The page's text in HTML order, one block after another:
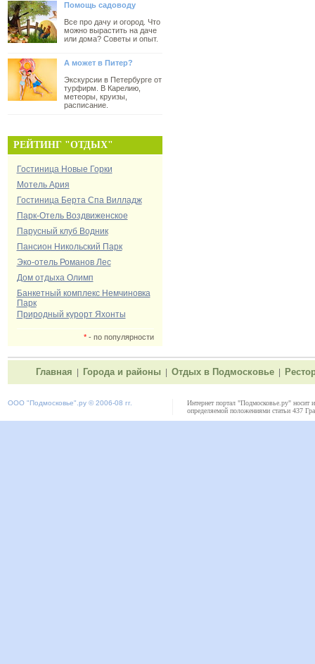
Помощь садоводу
Все про дачу и огород. Что
можно вырастить на даче
или дома? Советы и опыт.
А может в Питер?
Экскурсии в Петербурге от
турфирм. В Карелию,
метеоры, круизы,
расписание.
РЕЙТИНГ "ОТДЫХ"
Гостиница Новые Горки
Мотель Ария
Гостиница Берта Спа Вилладж
Парк-Отель Воздвиженское
Парусный клуб Водник
Пансион Никольский Парк
Эко-отель Романов Лес
Дом отдыха Олимп
Банкетный комплекс Немчиновка
Парк
Природный курорт Яхонты
*- по популярности
Главная Города и районы Отдых в Подмосковье
ООО "Подмосковье" .ру © 2006-08 гг.
Интернет портал "Подмосковье.ру" носит
определяемой положениями статьи 437